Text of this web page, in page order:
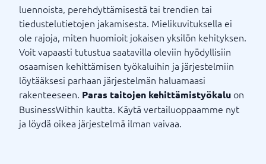
luennoista, perehdyttämisestä tai trendien tai
tiedustelutietojen jakamisesta. Mielikuvituksella ei
ole rajoja, miten huomioit jokaisen yksilön kehityksen.
Voit vapaasti tutustua saatavilla oleviin hyödyllisiin
osaamisen kehittämisen työkaluihin ja järjestelmiin
löytääksesi parhaan järjestelmän haluamaasi
rakenteeseen. Paras taitojen kehittämistyökalu on
BusinessWithin kautta. Käytä vertailuoppaamme nyt
ja löydä oikea järjestelmä ilman vaivaa.